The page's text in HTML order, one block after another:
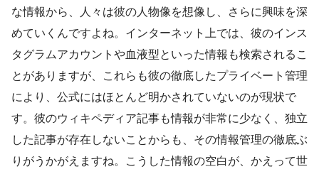
な情報から、人々は彼の人物像を想像し、さらに興味を深
めていくんですよね。インターネット上では、彼のインス
タグラムアカウントや血液型といった情報も検索されるこ
とがありますが、これらも彼の徹底したプライベート管理
により、公式にはほとんど明かされていないのが現状で
す。彼のウィキペディア記事も情報が非常に少なく、独立
した記事が存在しないことからも、その情報管理の徹底ぶ
りがうかがえますね。こうした情報の空白が、かえって世